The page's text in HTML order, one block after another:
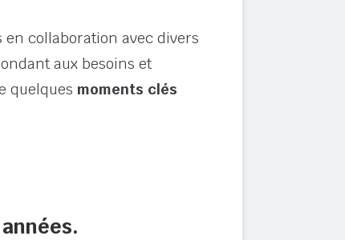
en collaboration avec divers
aux besoins et
quelques moments clés